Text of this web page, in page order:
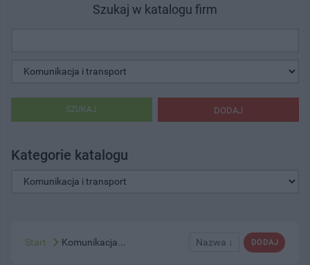
Szukaj w katalogu firm
DODAJ
SZUKAJ
Kategorie katalogu
DODAJ
Nazwa ↓
Start Komunikacja...